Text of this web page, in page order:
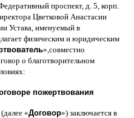
проспект, д . 5, корп
Цветковой Анастасии
Устава именуемый в
физическим и юридическим
», совместно
o благотворительном
:
пожертвования
(далее «Договор») заключается в